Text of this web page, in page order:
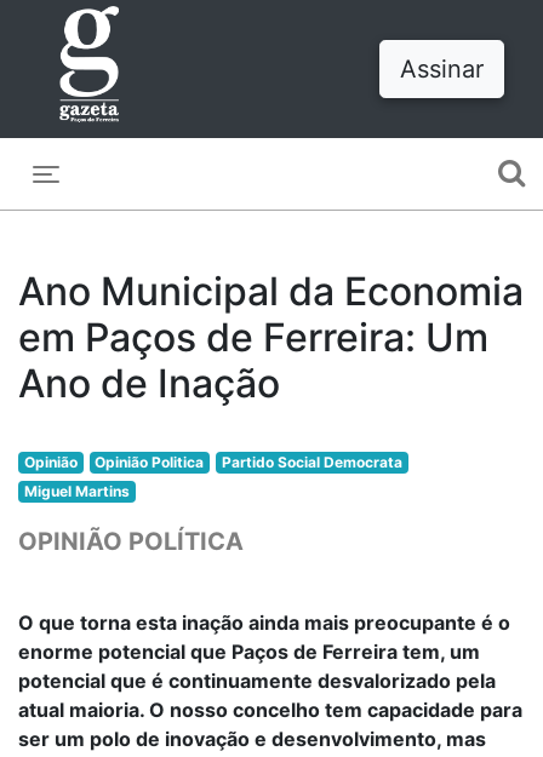
Assinar
Ano Municipal da Economia
em Paços de Ferreira: Um
Ano de Inação
Opinião Opinião Politica
Partido Social Democrata
Miguel Martins
OPINIÃO POLÍTICA
O que torna esta inação ainda mais preocupante é o
enorme potencial que Paços de Ferreira tem, um
potencial que é continuamente desvalorizado pela
atual maioria. O nosso concelho tem capacidade para
ser um polo de inovação e desenvolvimento, mas